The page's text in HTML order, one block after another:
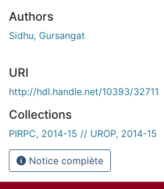
Authors
Sidhu, Gursangat
URI
http://hdl.handle.net/10393/32711
Collections
PIRPC, 2014-15 // UROP, 2014-15
Notice complète